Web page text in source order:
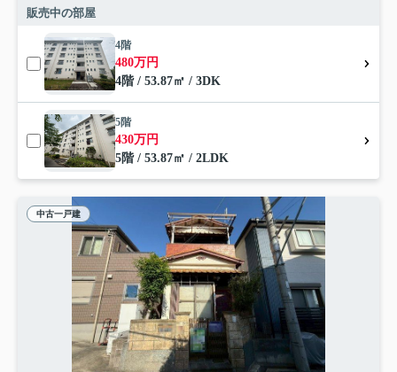
販売中の部屋
4階
480万円
4階 / 53.87㎡ / 3DK
5階
430万円
5階 / 53.87㎡ / 2LDK
中古一戸建